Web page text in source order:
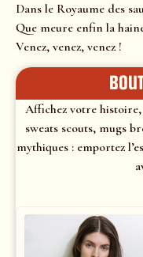
Dans le Royaume des
Que meure enfin la
Venez, venez, venez !
Affichez votre
sweats scouts, mugs
mythiques : emportez